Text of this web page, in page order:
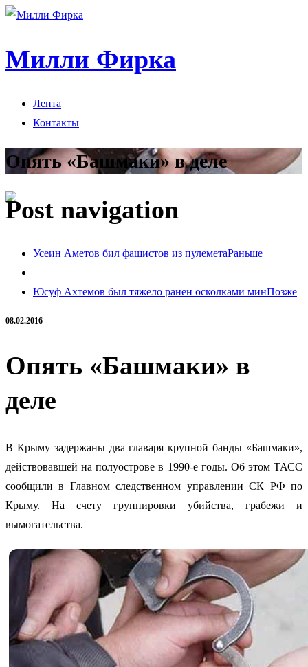
Милли Фирка
Лента
Контакты
Опять «Башмаки» в деле
Post navigation
Усеин Аметов бил фашистов из пулеметаРаньше
Юсуф Ахтемов был тяжело ранен осколками минПозже
08.02.2016
Опять «Башмаки» в
деле
В Крыму задержаны два главаря крупной банды «Башмаки»,
действовавшей на полуострове в 1990-е годы. Об этом ТАСС
сообщили в Главном следственном управлении СК РФ по
Крыму. На счету группировки убийства, грабежи и
вымогательства.